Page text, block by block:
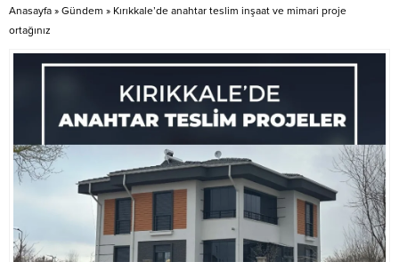
Anasayfa » Gündem » Kırıkkale’de anahtar teslim inşaat ve mimari proje
ortağınız